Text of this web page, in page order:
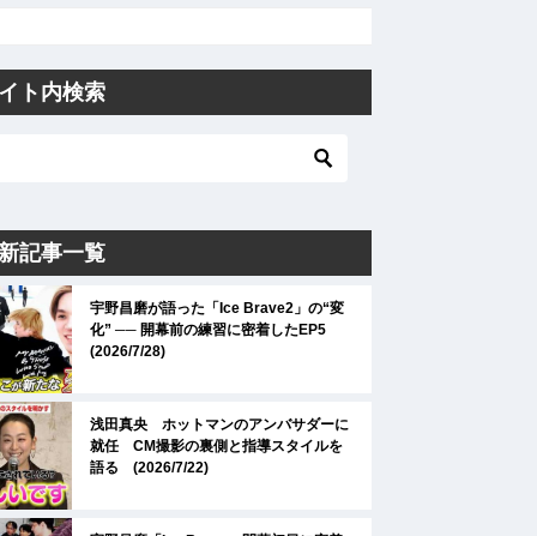
ト内検索
記事一覧
宇野昌磨が語った「Ice Brave2」の“変
化” ── 開幕前の練習に密着したEP5
(2026/7/28)
浅田真央 ホットマンのアンバサダーに
就任 CM撮影の裏側と指導スタイルを
語る (2026/7/22)